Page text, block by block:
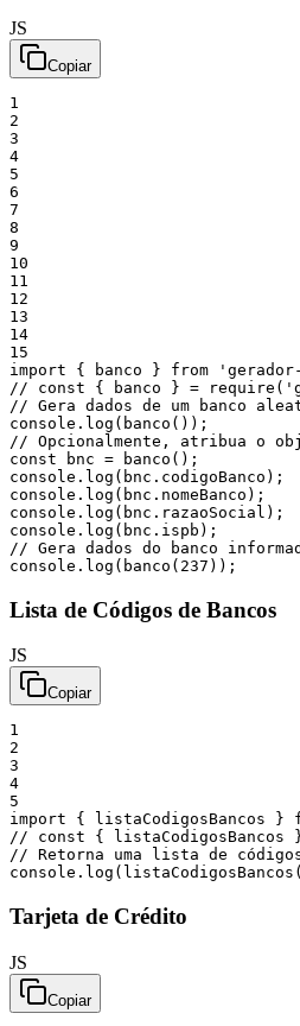
JS
Copiar
1
2
3
4
5
6
7
8
9
10
11
12
13
14
15
import
{ banco } from
// const { banco } =
// Gera dados de um banco
console . log ( banco ( ) ) ;
// Opcionalmente, atribua o
const
bnc = banco ( ) ;
console . log ( bnc . codigoBanco ) ;
console . log ( bnc . nomeBanco ) ;
console . log ( bnc . razaoSocial ) ;
console . log ( bnc . ispb ) ;
// Gera dados do banco
console . log ( banco ( 237 ) ) ;
Lista de Códigos de Bancos
JS
Copiar
1
2
3
4
5
import
{ listaCodigosBancos }
// const { listaCodigosBancos
// Retorna uma lista de
console . log ( listaCodigosBancos (
Tarjeta de Crédito
JS
Copiar